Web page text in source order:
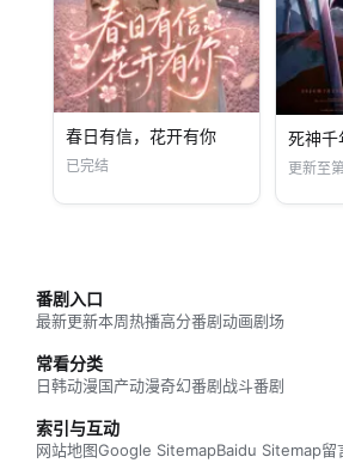
春日有信，花开有你
已完结
死神
更新至
番剧入口
最新更新本周热播高分番剧动画剧场
常看分类
日韩动漫国产动漫奇幻番剧战斗番剧
索引与互动
网站地图Google SitemapBaidu Sitemap留